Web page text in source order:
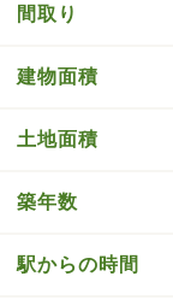
間取り
建物面積
土地面積
築年数
駅からの時間